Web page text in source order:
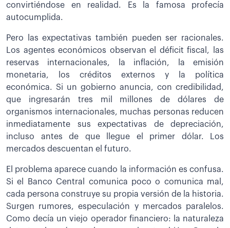
convirtiéndose en realidad. Es la famosa profecía
autocumplida.
Pero las expectativas también pueden ser racionales.
Los agentes económicos observan el déficit fiscal, las
reservas internacionales, la inflación, la emisión
monetaria, los créditos externos y la política
económica. Si un gobierno anuncia, con credibilidad,
que ingresarán tres mil millones de dólares de
organismos internacionales, muchas personas reducen
inmediatamente sus expectativas de depreciación,
incluso antes de que llegue el primer dólar. Los
mercados descuentan el futuro.
El problema aparece cuando la información es confusa.
Si el Banco Central comunica poco o comunica mal,
cada persona construye su propia versión de la historia.
Surgen rumores, especulación y mercados paralelos.
Como decía un viejo operador financiero: la naturaleza